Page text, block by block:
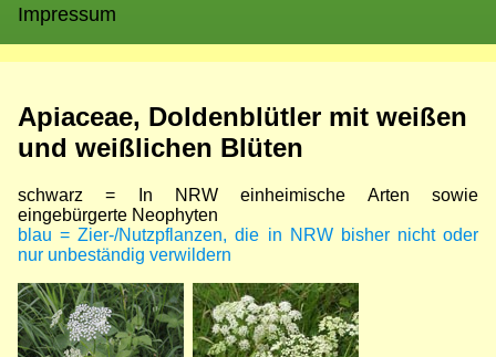
Impressum
Apiaceae, Doldenblütler mit weißen
und weißlichen Blüten
schwarz = In NRW einheimische Arten sowie
eingebürgerte Neophyten
blau = Zier-/Nutzpflanzen, die in NRW bisher nicht oder
nur unbeständig verwildern
Bild
Bild